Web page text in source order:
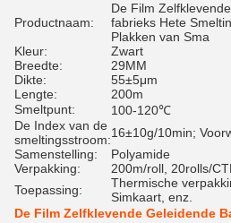
Productnaam:
De Film
fabrieks Hete
Plakken van Sma
Kleur:
Zwart
Breedte:
29MM
Dikte:
55±5μm
Lengte:
200m
Smeltpunt:
100-120℃
De Index van de
smeltingsstroom:16±10g/10min;
Samenstelling:
Polyamide
Verpakking:
200m/roll, 20rolls/
Toepassing:
Thermische
Simkaart, enz.
De Film Zelfklevende Geleidende